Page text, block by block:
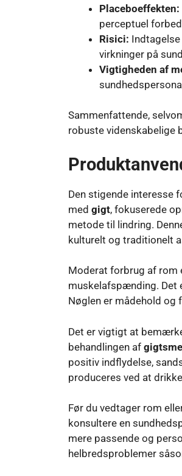
Placeboeffekten:
perceptuel
Risici:
virkninger på
Vigtigheden af
Sammenfattende,
robuste videnskabelige
Den stigende interesse
med gigt, fokuserede
metode til lindring.
kulturelt og traditionelt
Moderat forbrug af rom
muskelafspænding. Det
Nøglen er mådehold og
Det er vigtigt at
behandlingen af
positiv indflydelse,
produceres ved at
Før du vedtager rom
konsultere en
mere passende og
helbredsproblemer